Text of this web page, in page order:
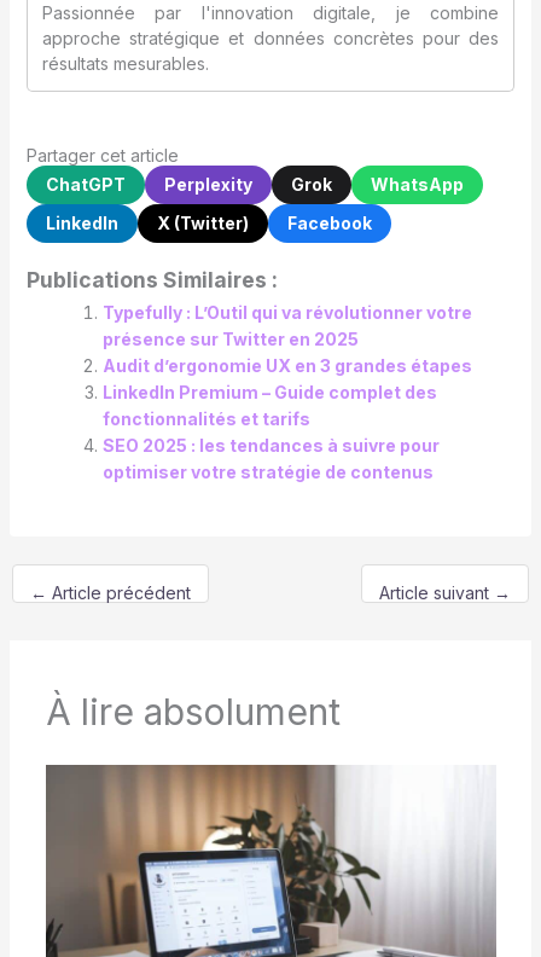
Passionnée par l'innovation digitale, je combine
approche stratégique et données concrètes pour des
résultats mesurables.
Partager cet article
ChatGPT
Perplexity Grok
WhatsApp
LinkedIn
X (Twitter) Facebook
Publications Similaires :
Typefully : L’Outil qui va révolutionner votre
présence sur Twitter en 2025
Audit d’ergonomie UX en 3 grandes étapes
LinkedIn Premium – Guide complet des
fonctionnalités et tarifs
SEO 2025 : les tendances à suivre pour
optimiser votre stratégie de contenus
← Article précédent Article suivant →
À lire absolument